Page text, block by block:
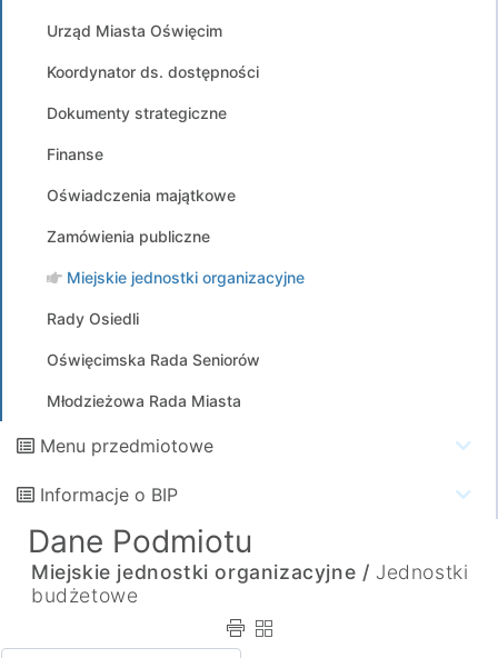
Urząd Miasta Oświęcim
Koordynator ds. dostępności
Dokumenty strategiczne
Finanse
Oświadczenia majątkowe
Zamówienia publiczne
Miejskie jednostki organizacyjne
Rady Osiedli
Oświęcimska Rada Seniorów
Młodzieżowa Rada Miasta
Menu przedmiotowe
Informacje o BIP
Dane Podmiotu
Miejskie jednostki organizacyjne / Jednostki
budżetowe